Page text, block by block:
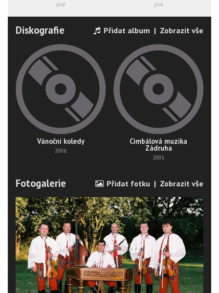
jiné jiné
Diskografie Přidat album | Zobrazit vše
Vánoční koledy
2006
Cimbálová muzika
Zádruha
2001
Fotogalerie Přidat fotku | Zobrazit vše